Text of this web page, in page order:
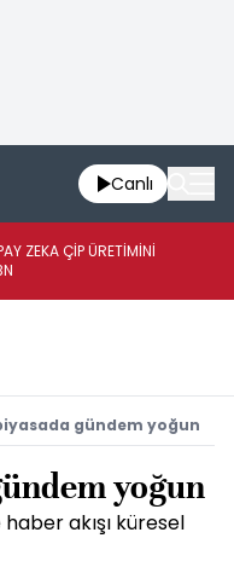
Canlı
ZEKA ÇİP ÜRETİMİNİ
gündem yoğun
yoğun
haber akışı küresel